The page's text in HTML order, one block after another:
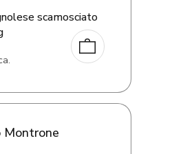
scamosciato
Montrone